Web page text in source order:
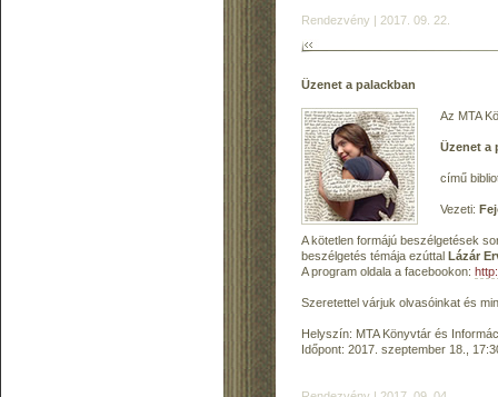
Rendezvény | 2017. 09. 22.
Üzenet a palackban
Az MTA
Üzenet a
című
Vezeti:
A kötetlen formájú beszélgetések
beszélgetés témája ezúttal Lázár
A program oldala a facebookon:
Szeretettel várjuk olvasóinkat és
Helyszín: MTA Könyvtár és
Időpont: 2017. szeptember 18.,